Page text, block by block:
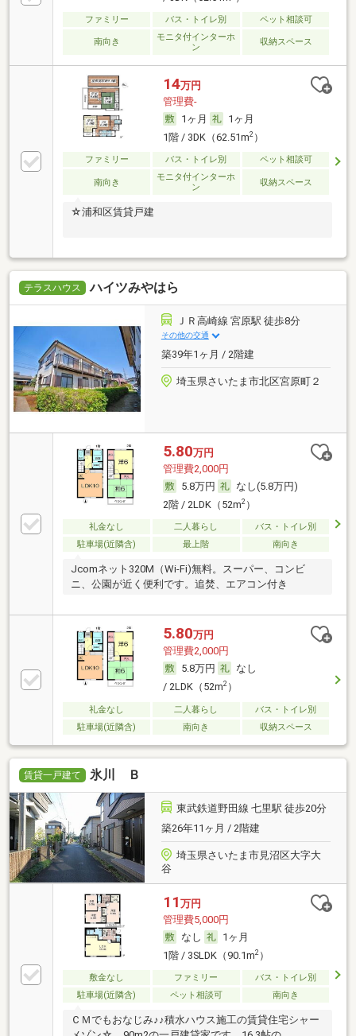
ファミリー バス・トイレ別 ペット相談可
南向き
モニタ付インターホ
ン
収納スペース
14万円
管理費-
1ヶ月
1ヶ月
1階 / 3DK（62.51m2）
ファミリー バス・トイレ別 ペット相談可
南向き
モニタ付インターホ
ン
収納スペース
☆浦和区賃貸戸建
テラスハウス ハイツみやはら
ＪＲ高崎線 宮原駅 徒歩8分
その他の交通
築39年1ヶ月 / 2階建
埼玉県さいたま市北区宮原町２
5.80万円
管理費2,000円
5.8万円
なし(5.8万円)
2階 / 2LDK（52m2）
礼金なし 二人暮らし
バス・トイレ別
駐車場(近隣含)
最上階 南向き
Jcomネット320M（Wi-Fi)無料。スーパー、コンビ
ニ、公園が近く便利です。追焚、エアコン付き
5.80万円
管理費2,000円
5.8万円
なし
/ 2LDK（52m2）
礼金なし 二人暮らし
バス・トイレ別
駐車場(近隣含)
南向き 収納スペース
賃貸一戸建て 氷川 Ｂ
東武鉄道野田線 七里駅 徒歩20分
築26年11ヶ月 / 2階建
埼玉県さいたま市見沼区大字大
谷
11 万円
管理費5,000円
なし
1ヶ月
1階 / 3SLDK（90.1m2）
敷金なし ファミリー
バス・トイレ別
駐車場(近隣含)
ペット相談可 南向き
ＣＭでもおなじみ♪♪積水ハウス施工の賃貸住宅シャー